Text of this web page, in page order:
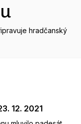
hradčanský
12. 2021